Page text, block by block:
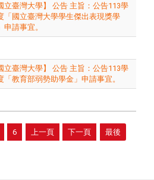
立臺灣大學】 公告 主旨：公告113學
「國立臺灣大學學生傑出表現獎學
申請事宜。
立臺灣大學】 公告 主旨：公告113學
「教育部弱勢助學金」申請事宜。
6 上一頁 下一頁 最後